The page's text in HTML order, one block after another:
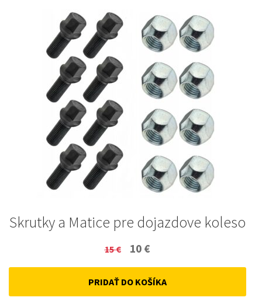
Skrutky a Matice pre dojazdove koleso
15€
Original
price
was:
10 €
price
is:
PRIDAŤ DO KOŠÍKA